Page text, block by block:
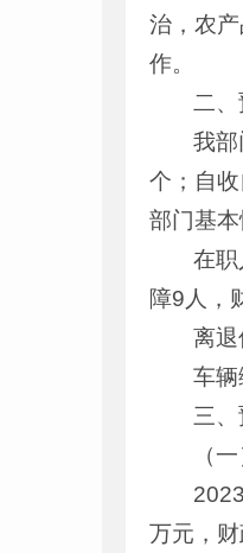
治，农
作。
二
我
个；自
部门基本
在
障9人，
离
车辆
三
（
万元，